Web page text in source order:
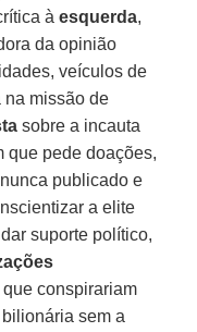
àesquerda,
da opinião
veículos de
na missão de
sobre a incauta
que pede doações,
publicado e
a elite
suporte político,
que conspirariam
sem a